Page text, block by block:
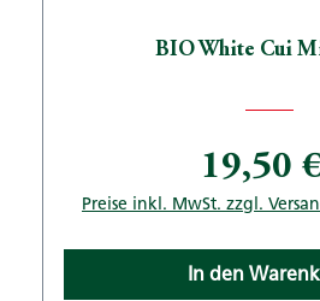
BIO White Cui
19,50
Preise inkl. MwSt. zzgl.
In den